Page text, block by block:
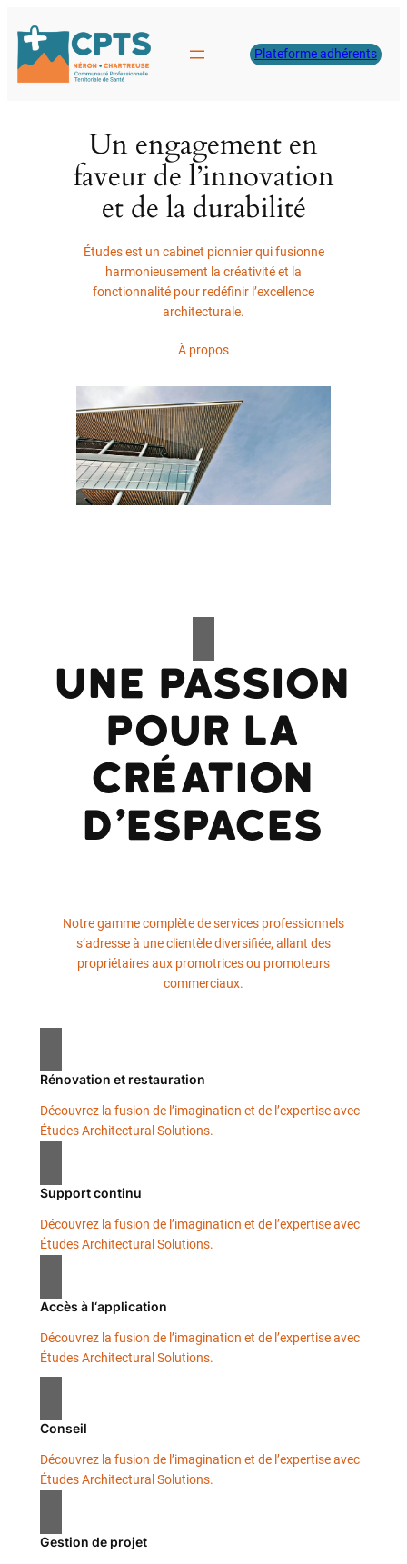
au
contenu
Plateforme adhérents
Un engagement en
faveur de l’innovation
et de la durabilité
Études est un cabinet pionnier qui fusionne
harmonieusement la créativité et la
fonctionnalité pour redéfinir l’excellence
architecturale.
À propos
Une passion
pour la
création
d’espaces
Notre gamme complète de services professionnels
s’adresse à une clientèle diversifiée, allant des
propriétaires aux promotrices ou promoteurs
commerciaux.
Rénovation et restauration
Découvrez la fusion de l’imagination et de l’expertise avec
Études Architectural Solutions.
Support continu
Découvrez la fusion de l’imagination et de l’expertise avec
Études Architectural Solutions.
Accès à l‘application
Découvrez la fusion de l’imagination et de l’expertise avec
Études Architectural Solutions.
Conseil
Découvrez la fusion de l’imagination et de l’expertise avec
Études Architectural Solutions.
Gestion de projet